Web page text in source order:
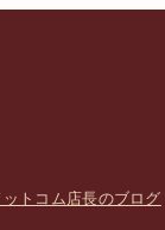
トコム店長のブログ